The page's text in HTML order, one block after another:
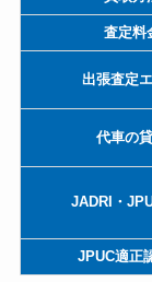
査定料
出張査定
代車の
JADRI・
JPUC適正